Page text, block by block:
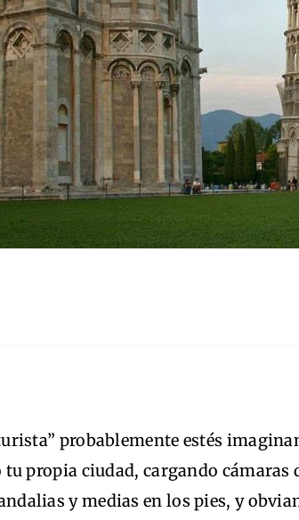
probablemente estés
propia ciudad, cargando cámaras
y medias en los pies, y